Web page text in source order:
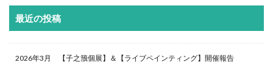
最近の投稿
2026年3月 【子之籏個展】＆【ライブペインティング】開催報告